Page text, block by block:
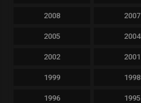
2008 2007
2005 2004
2002 2001
1999 1998
1996 1995